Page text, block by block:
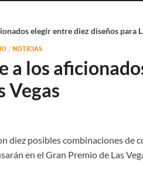
elegir entre diez diseños para
/ NOTICIAS
a los
Vegas
diez posibles combinaciones de
en el Gran Premio de Las